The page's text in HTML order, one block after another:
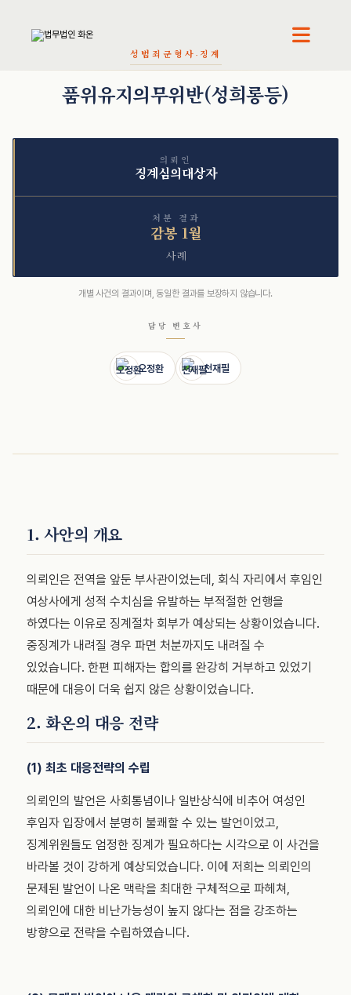
성범죄 군형사·징계
품위유지의무위반(성희롱등)
의뢰인
징계심의대상자
처분 결과
감봉 1월
사례
개별 사건의 결과이며, 동일한 결과를 보장하지 않습니다.
담당 변호사
오정환 천재필
1. 사안의 개요
의뢰인은 전역을 앞둔 부사관이었는데, 회식 자리에서 후임인
여상사에게 성적 수치심을 유발하는 부적절한 언행을
하였다는 이유로 징계절차 회부가 예상되는 상황이었습니다.
중징계가 내려질 경우 파면 처분까지도 내려질 수
있었습니다. 한편 피해자는 합의를 완강히 거부하고 있었기
때문에 대응이 더욱 쉽지 않은 상황이었습니다.
2. 화온의 대응 전략
(1) 최초 대응전략의 수립
의뢰인의 발언은 사회통념이나 일반상식에 비추어 여성인
후임자 입장에서 분명히 불쾌할 수 있는 발언이었고,
징계위원들도 엄정한 징계가 필요하다는 시각으로 이 사건을
바라볼 것이 강하게 예상되었습니다. 이에 저희는 의뢰인의
문제된 발언이 나온 맥락을 최대한 구체적으로 파헤쳐,
의뢰인에 대한 비난가능성이 높지 않다는 점을 강조하는
방향으로 전략을 수립하였습니다.